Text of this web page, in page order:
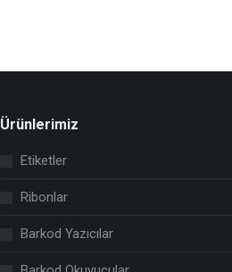
Ürünlerimiz
Etiketler
Ribonlar
Barkod Yazıcılar